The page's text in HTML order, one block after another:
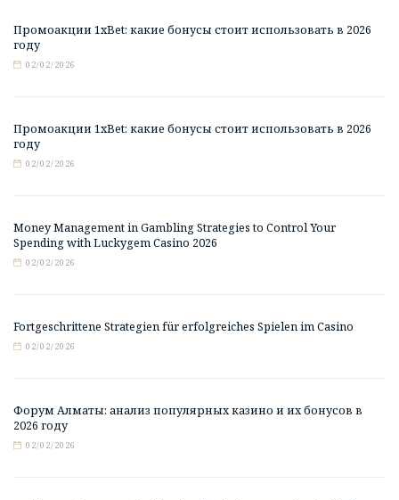
Промоакции 1xBet: какие бонусы стоит использовать в 2026
году
02/02/2026
Промоакции 1xBet: какие бонусы стоит использовать в 2026
году
02/02/2026
Money Management in Gambling Strategies to Control Your
Spending with Luckygem Casino 2026
02/02/2026
Fortgeschrittene Strategien für erfolgreiches Spielen im Casino
02/02/2026
Форум Алматы: анализ популярных казино и их бонусов в
2026 году
02/02/2026